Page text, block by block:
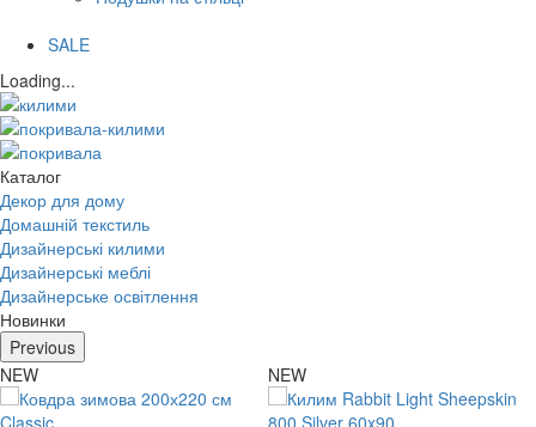
SALE
Loading...
Каталог
Декор для дому
Домашній текстиль
Дизайнерські килими
Дизайнерські меблі
Дизайнерське освітлення
Новинки
Previous
NEW
NEW